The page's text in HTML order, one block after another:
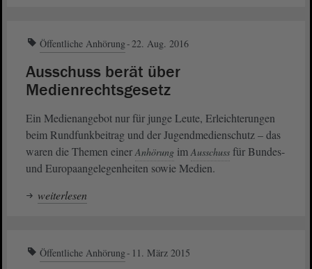
Öffentliche Anhörung 22. Aug. 2016
Ausschuss berät über
Medienrechtsgesetz
Ein Medienangebot nur für junge Leute, Erleichterungen
beim Rundfunkbeitrag und der Jugendmedienschutz – das
waren die Themen einer Anhörung im Ausschuss für Bundes-
und Europaangelegenheiten sowie Medien.
weiterlesen
Öffentliche Anhörung 11. März 2015